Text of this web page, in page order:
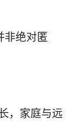
非绝对匿
，家庭与远